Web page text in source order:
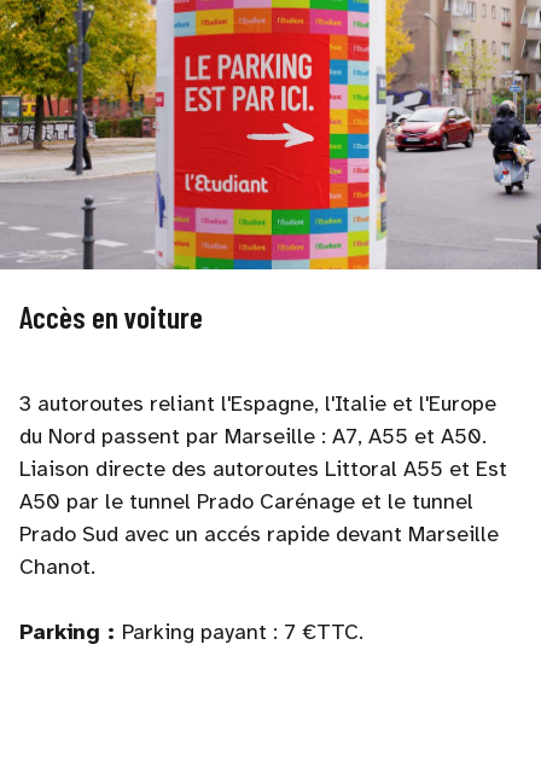
Accès en voiture
3 autoroutes reliant l'Espagne, l'Italie et l'Europe
du Nord passent par Marseille : A7, A55 et A50.
Liaison directe des autoroutes Littoral A55 et Est
A50 par le tunnel Prado Carénage et le tunnel
Prado Sud avec un accés rapide devant Marseille
Chanot.
Parking : Parking payant : 7 €TTC.